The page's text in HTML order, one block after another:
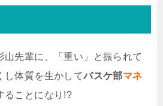
山先輩に、「重い」と振られて
し体質を生かしてバスケ部マネ
ることになり!?